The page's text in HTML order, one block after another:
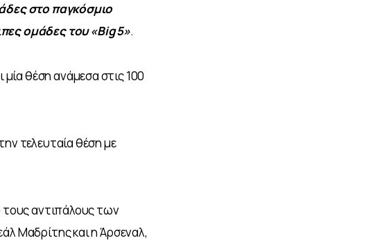
στο παγκόσμιο
ομάδες του «Big 5».
μία θέση ανάμεσα στις 100
τελευταία θέση με
τους αντιπάλους των
Μαδρίτης και η Άρσεναλ,